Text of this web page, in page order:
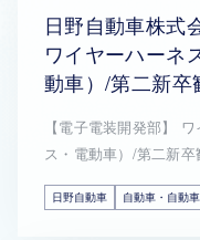
日野自動車株式
ワイヤーハーネ
動車）/第二新
【電子電装開発部】
ス・電動車）/第二新
日野自動車 自動車・自動